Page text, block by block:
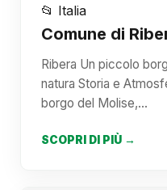
📂 Italia
Comune di
Ribera Un piccolo
natura Storia e
borgo del Molise,…
SCOPRI DI PIÙ →